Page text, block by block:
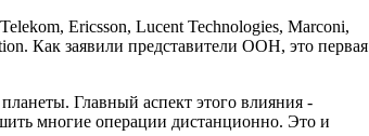
Ericsson, Lucent Technologies, Marconi,
Как заявили представители ООН, это первая
Главный аспект этого влияния -
многие операции дистанционно. Это и